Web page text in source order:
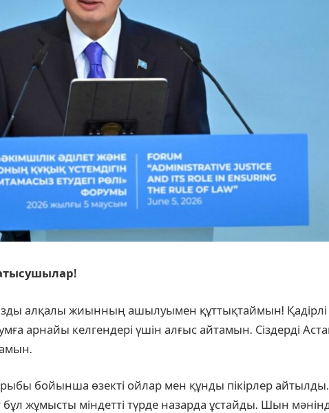
алқалы жиынның ашылуымен құттықтаймын! Қадірлі
арнайы келгендері үшін алғыс айтамын. Сіздерді
бойынша өзекті ойлар мен құнды пікірлер айтылды.
бұл жұмысты міндетті түрде назарда ұстайды. Шын